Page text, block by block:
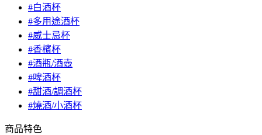
#白酒杯
#多用途酒杯
#威士忌杯
#香檳杯
#酒瓶/酒壺
#啤酒杯
#甜酒/調酒杯
#燒酒/小酒杯
商品特色